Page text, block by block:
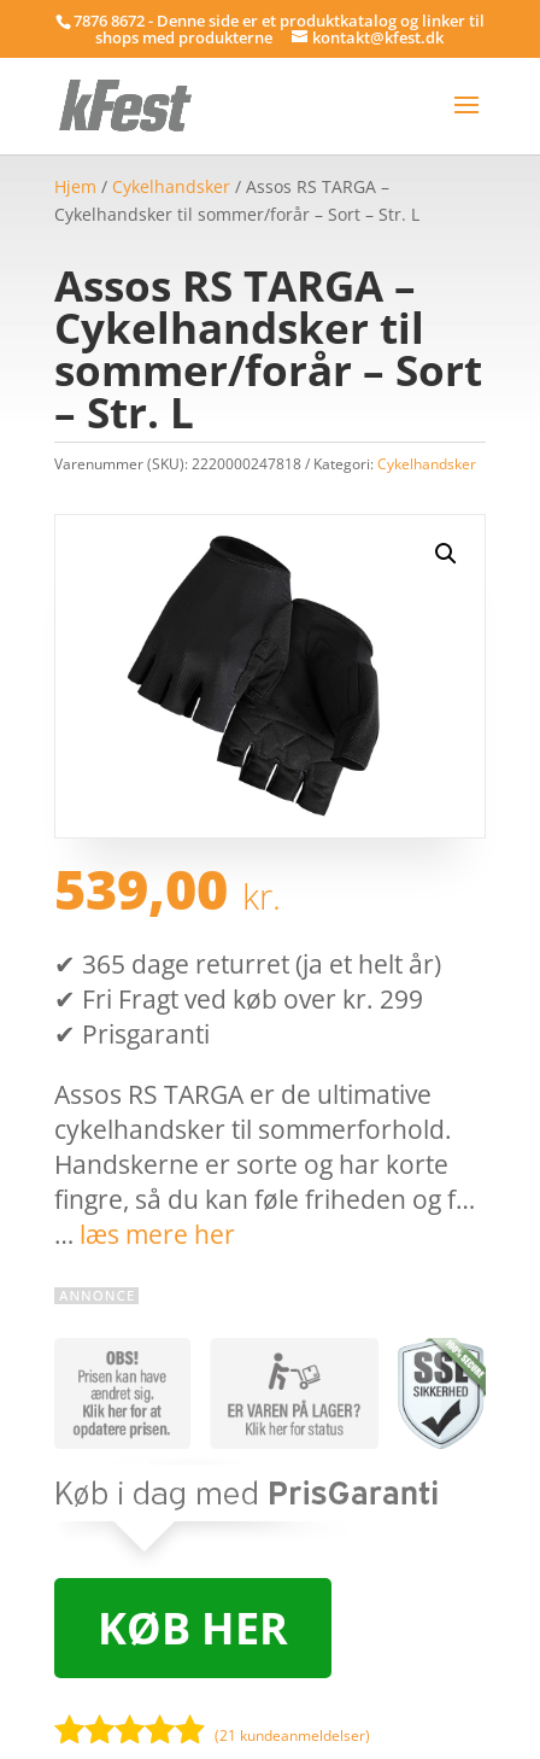
7876 8672 - Denne side er et produktkatalog og linker til
shops med produkterne kontakt@kfest.dk
Hjem / Cykelhandsker/ Assos RS TARGA –
Cykelhandsker til sommer/forår – Sort – Str. L
Assos RS TARGA –
Cykelhandsker til
sommer/forår – Sort
– Str. L
Varenummer (SKU):2220000247818 Kategori:Cykelhandsker
539,00 kr.
✔ 365 dage returret (ja et helt år)
✔ Fri Fragt ved køb over kr. 299
✔ Prisgaranti
Assos RS TARGA er de ultimative
cykelhandsker til sommerforhold.
Handskerne er sorte og har korte
fingre, så du kan føle friheden og f…
… læs mere her
KØB HER
(21 kundeanmeldelser)